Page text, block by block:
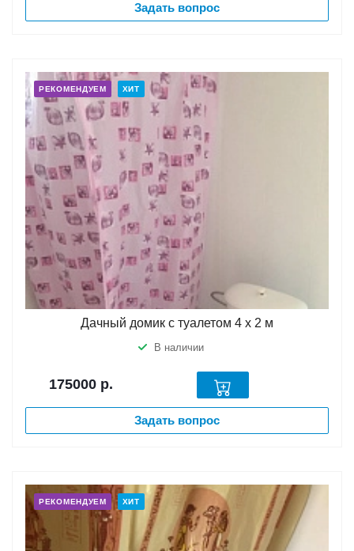
Задать вопрос
РЕКОМЕНДУЕМ ХИТ
Дачный домик с туалетом 4 х 2 м
В наличии
175000 р.
Задать вопрос
РЕКОМЕНДУЕМ ХИТ